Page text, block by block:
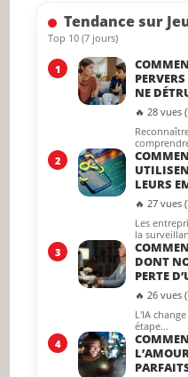
Tendance sur
Top 10 (7 jours)
1
NE
🔥 28 vues
2
LEURS
🔥 27 vues
Les
la
3
DONT
PERTE
🔥 26 vues
L'IA
étape…
4